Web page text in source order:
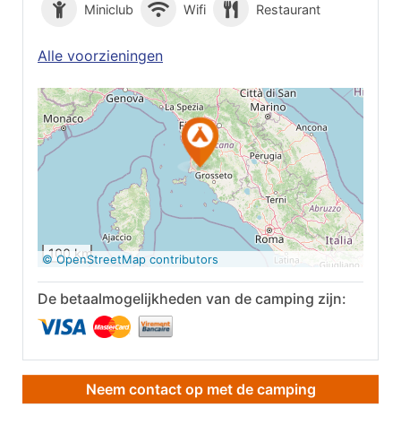
Miniclub Wifi Restaurant
Alle voorzieningen
Op Google Maps
bekijken
100 km
© OpenStreetMap contributors
De betaalmogelijkheden van de camping zijn:
Neem contact op met de camping